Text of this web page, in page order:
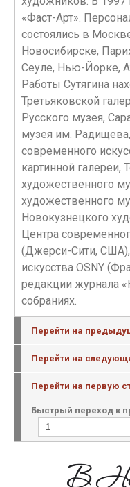
«Фаст-Арт».
состоялись в
Новосибирске,
Сеуле, Нью-Йорке,
Работы Сутягина
Третьяковской
Русского музея,
музея им.
современного
картинной галереи,
художественного
художественного
Новокузнецкого
Центра
(Джерси-Сити,
искусства ОSNY
редакции журнала
собраниях.
Перейти на
Перейти на
Перейти на первую
Быстрый переход к